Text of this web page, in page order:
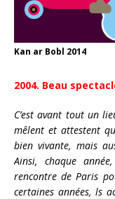
Kan ar Bobl 2014
2004. Beau
C’est avant tout un
mêlent et attestent
bien vivante, mais
Ainsi, chaque
rencontre de Paris
certaines années, ls